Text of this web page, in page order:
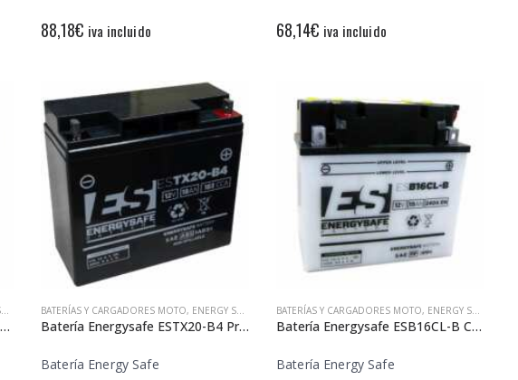
88,18€ iva incluido 68,14€ iva incluido
Batería Energysafe ESB18L-A Convencional
BATERÍAS Y CARGADORES MOTO, ENERGY SAFE
Batería Energysafe ESTX20-B4 Precargada
Batería Energy Safe
BATERÍAS Y CARGADORES MOTO, ENERGY SAFE
Batería Energysafe ESB16CL-B Convencional
Batería Energy Safe